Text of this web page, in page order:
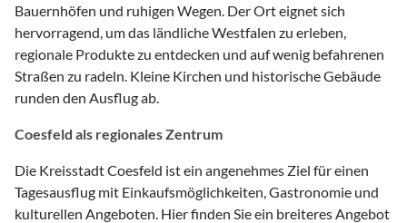
Bauernhöfen und ruhigen Wegen. Der Ort eignet sich
hervorragend, um das ländliche Westfalen zu erleben,
regionale Produkte zu entdecken und auf wenig befahrenen
Straßen zu radeln. Kleine Kirchen und historische Gebäude
runden den Ausflug ab.
Coesfeld als regionales Zentrum
Die Kreisstadt Coesfeld ist ein angenehmes Ziel für einen
Tagesausflug mit Einkaufsmöglichkeiten, Gastronomie und
kulturellen Angeboten. Hier finden Sie ein breiteres Angebot